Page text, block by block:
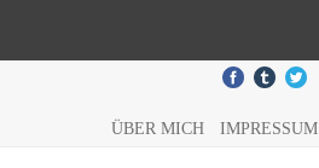
ÜBER MICH IMPRESSUM